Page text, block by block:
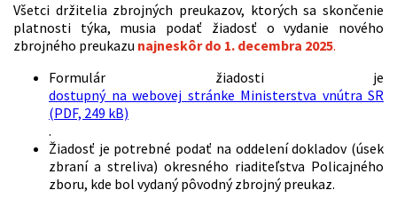
Všetci držitelia zbrojných preukazov, ktorých sa skončenie
platnosti týka, musia podať žiadosť o vydanie nového
zbrojného preukazu najneskôr do 1. decembra 2025.
Formulár žiadosti je
dostupný na webovej stránke Ministerstva vnútra SR
(PDF, 249 kB)
.
Žiadosť je potrebné podať na oddelení dokladov (úsek
zbraní a streliva) okresného riaditeľstva Policajného
zboru, kde bol vydaný pôvodný zbrojný preukaz.